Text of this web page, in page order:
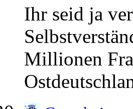
Ihr seid ja
Millionen